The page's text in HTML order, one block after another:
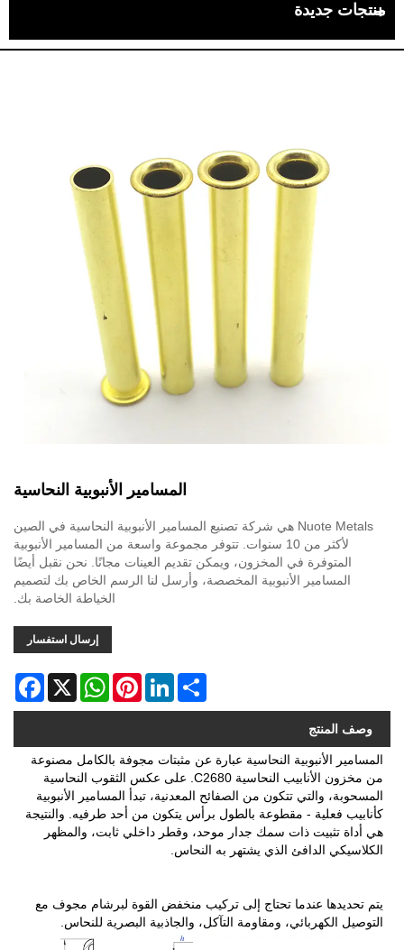
منتجات جديدة
المسامير الأنبوبية النحاسية
Nuote Metals هي شركة تصنيع المسامير الأنبوبية النحاسية في الصين
لأكثر من 10 سنوات. تتوفر مجموعة واسعة من المسامير الأنبوبية
المتوفرة في المخزون، ويمكن تقديم العينات مجانًا. نحن نقبل أيضًا
المسامير الأنبوبية المخصصة، وأرسل لنا الرسم الخاص بك لتصميم
الخياطة الخاصة بك.
إرسال استفسار
X
WhatsAppPinterestLinkedInShare
وصف المنتج
المسامير الأنبوبية النحاسية عبارة عن مثبتات مجوفة بالكامل مصنوعة
من مخزون الأنابيب النحاسية C2680. على عكس الثقوب النحاسية
المسحوبة، والتي تتكون من الصفائح المعدنية، تبدأ المسامير الأنبوبية
كأنابيب فعلية - مقطوعة بالطول برأس يتكون من أحد طرفيه. والنتيجة
هي أداة تثبيت ذات سمك جدار موحد، وقطر داخلي ثابت، والمظهر
الكلاسيكي الدافئ الذي يشتهر به النحاس.
يتم تحديدها عندما تحتاج إلى تركيب منخفض القوة لبرشام مجوف مع
التوصيل الكهربائي، ومقاومة التآكل، والجاذبية البصرية للنحاس.